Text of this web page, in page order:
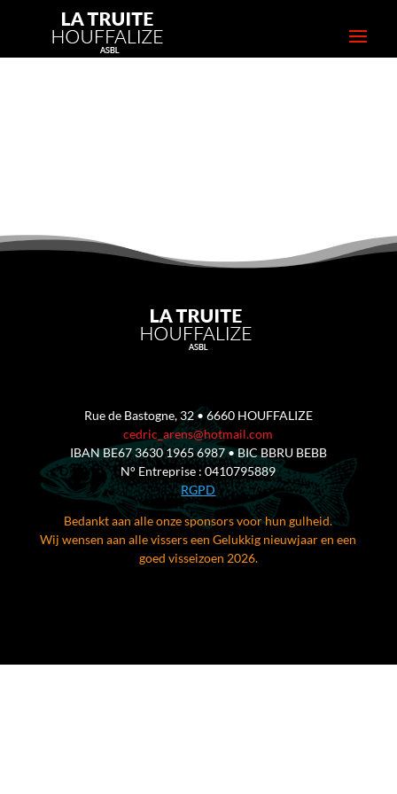
Rue de Bastogne, 32 • 6660 HOUFFALIZE
cedric_arens@hotmail.com
IBAN BE67 3630 1965 6987 • BIC BBRU BEBB
N° Entreprise : 0410795889
RGPD
Bedankt aan alle onze sponsors voor hun gulheid.
Wij wensen aan alle vissers een Gelukkig nieuwjaar en een
goed visseizoen 2026.